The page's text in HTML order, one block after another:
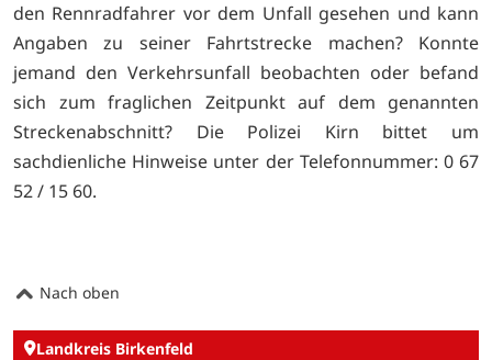
den Rennradfahrer vor dem Unfall gesehen und kann
Angaben zu seiner Fahrtstrecke machen? Konnte
jemand den Verkehrsunfall beobachten oder befand
sich zum fraglichen Zeitpunkt auf dem genannten
Streckenabschnitt? Die Polizei Kirn bittet um
sachdienliche Hinweise unter der Telefonnummer: 0 67
52 / 15 60.
Nach oben
Landkreis Birkenfeld